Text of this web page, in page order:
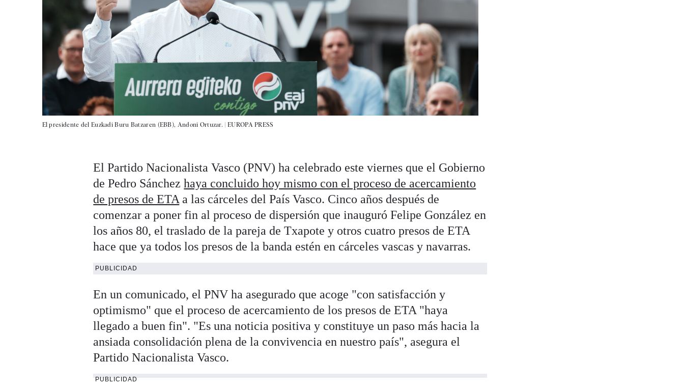
El presidente del Euzkadi Buru Batzaren (EBB), Andoni Ortuzar. | EUROPA PRESS
El Partido Nacionalista Vasco (PNV) ha celebrado este viernes que el Gobierno
de Pedro Sánchezhaya concluido hoy mismo con el proceso de acercamiento
de presos de ETA a las cárceles del País Vasco. Cinco años después de
comenzar a poner fin al proceso de dispersión que inauguró Felipe González en
los años 80, el traslado de la pareja de Txapote y otros cuatro presos de ETA
hace que ya todos los presos de la banda estén en cárceles vascas y navarras.
PUBLICIDAD
En un comunicado, el PNV ha asegurado que acoge "con satisfacción y
optimismo" que el proceso de acercamiento de los presos de ETA "haya
llegado a buen fin". "Es una noticia positiva y constituye un paso más hacia la
ansiada consolidación plena de la convivencia en nuestro país", asegura el
Partido Nacionalista Vasco.
PUBLICIDAD